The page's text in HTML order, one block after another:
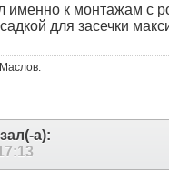
именно к монтажам с
для засечки
а):